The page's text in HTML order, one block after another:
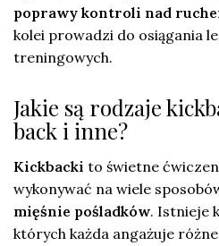
poprawy kontroli nad
kolei prowadzi do osiągania
treningowych.
Jakie są rodzaje
back i inne?
Kickbacki to świetne
wykonywać na wiele
mięśnie pośladków. Istnieje
których każda angażuje